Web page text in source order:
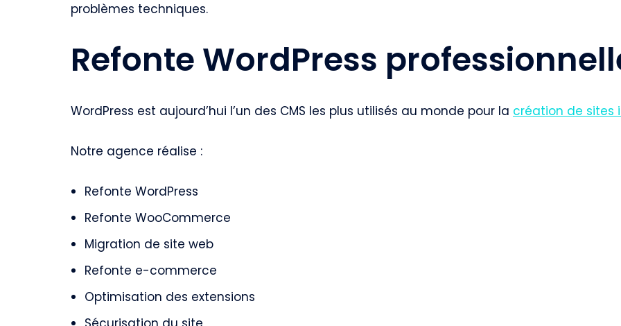
problèmes techniques.
Refonte WordPress
WordPress est aujourd’hui l’un des CMS les plus utilisés au monde pour la création de sites
Notre agence réalise :
Refonte WordPress
Refonte WooCommerce
Migration de site web
Refonte e-commerce
Optimisation des extensions